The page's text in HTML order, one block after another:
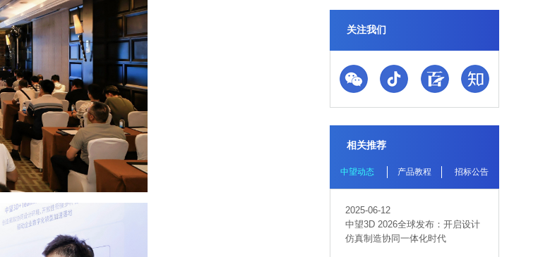
关注我们
相关推荐
中望动态 产品教程 招标公告
2025-06-12
中望3D 2026全球发布：开启设计
仿真制造协同一体化时代